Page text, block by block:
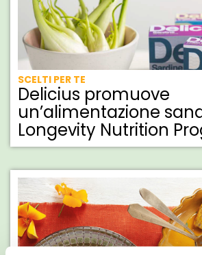
SCELTI PER TE
Delicius promuove
un’alimentazione
Longevity Nutrition